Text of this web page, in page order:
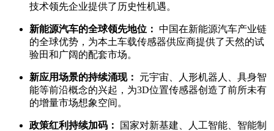
技术领先企业提供了历史性机遇。
新能源汽车的全球领先地位： 中国在新能源汽车产业链
的全球优势，为本土车载传感器供应商提供了天然的试
验田和广阔的配套市场。
新应用场景的持续涌现：
元宇宙、人形机器人、具身智
能等前沿概念的兴起，为3D位置传感器创造了前所未有
的增量市场想象空间。
政策红利持续加码：
国家对新基建、人工智能、智能制